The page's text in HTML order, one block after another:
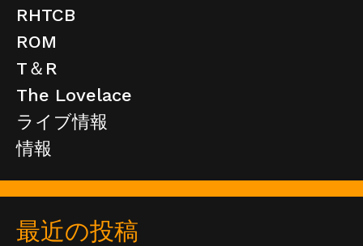
RHTCB
ROM
T＆R
The Lovelace
ライブ情報
情報
最近の投稿